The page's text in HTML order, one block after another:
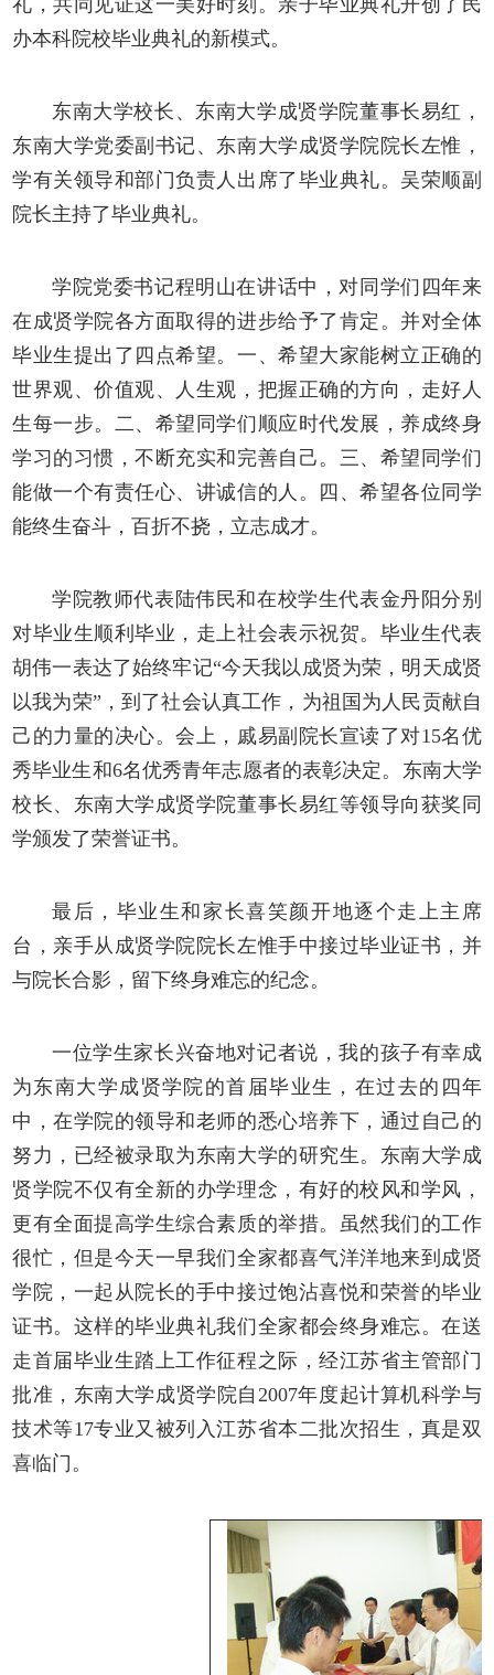
办本科院校毕业典礼的新模式。
东南大学校长、东南大学成贤学院董事长易红，
东南大学党委副书记、东南大学成贤学院院长左惟，
学有关领导和部门负责人出席了毕业典礼。吴荣顺副
院长主持了毕业典礼。
学院党委书记程明山在讲话中，对同学们四年来
在成贤学院各方面取得的进步给予了肯定。并对全体
毕业生提出了四点希望。一、希望大家能树立正确的
世界观、价值观、人生观，把握正确的方向，走好人
生每一步。二、希望同学们顺应时代发展，养成终身
学习的习惯，不断充实和完善自己。三、希望同学们
能做一个有责任心、讲诚信的人。四、希望各位同学
能终生奋斗，百折不挠，立志成才。
学院教师代表陆伟民和在校学生代表金丹阳分别
对毕业生顺利毕业，走上社会表示祝贺。毕业生代表
胡伟一表达了始终牢记“今天我以成贤为荣，明天成贤
以我为荣”，到了社会认真工作，为祖国为人民贡献自
己的力量的决心。会上，戚易副院长宣读了对15名优
秀毕业生和6名优秀青年志愿者的表彰决定。东南大学
校长、东南大学成贤学院董事长易红等领导向获奖同
学颁发了荣誉证书。
最后，毕业生和家长喜笑颜开地逐个走上主席
台，亲手从成贤学院院长左惟手中接过毕业证书，并
与院长合影，留下终身难忘的纪念。
一位学生家长兴奋地对记者说，我的孩子有幸成
为东南大学成贤学院的首届毕业生，在过去的四年
中，在学院的领导和老师的悉心培养下，通过自己的
努力，已经被录取为东南大学的研究生。东南大学成
贤学院不仅有全新的办学理念，有好的校风和学风，
更有全面提高学生综合素质的举措。虽然我们的工作
很忙，但是今天一早我们全家都喜气洋洋地来到成贤
学院，一起从院长的手中接过饱沾喜悦和荣誉的毕业
证书。这样的毕业典礼我们全家都会终身难忘。在送
走首届毕业生踏上工作征程之际，经江苏省主管部门
批准，东南大学成贤学院自2007年度起计算机科学与
技术等17专业又被列入江苏省本二批次招生，真是双
喜临门。